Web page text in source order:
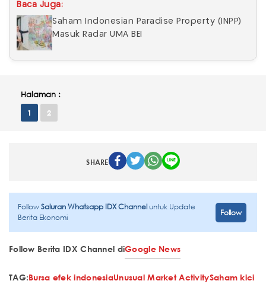
Baca Juga:
Saham Indonesian Paradise Property (INPP)
Masuk Radar UMA BEI
Halaman :
1 2
SHARE
FollowSaluran Whatsapp IDX Channeluntuk Update
Berita Ekonomi
Follow
Follow Berita IDX Channel diGoogle News
TAG:Bursa efek indonesiaUnusual Market ActivitySaham kici